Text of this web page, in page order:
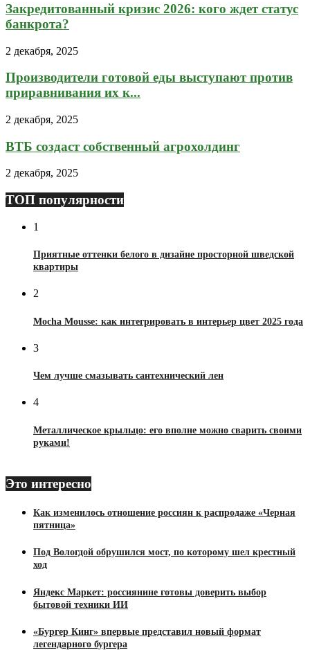
Закредитованный кризис 2026: кого ждет статус
банкрота?
2 декабря, 2025
Производители готовой еды выступают против
приравнивания их к...
2 декабря, 2025
ВТБ создаст собственный агрохолдинг
2 декабря, 2025
ТОП популярности
1
Приятные оттенки белого в дизайне просторной шведской
квартиры
2
Mocha Mousse: как интегрировать в интерьер цвет 2025 года
3
Чем лучше смазывать сантехнический лен
4
Металлическое крыльцо: его вполне можно сварить своими
руками!
Это интересно
Как изменилось отношение россиян к распродаже «Черная
пятница»
Под Вологдой обрушился мост, по которому шел крестный
ход
Яндекс Маркет: россиянине готовы доверить выбор
бытовой техники ИИ
«Бургер Кинг» впервые представил новый формат
легендарного бургера